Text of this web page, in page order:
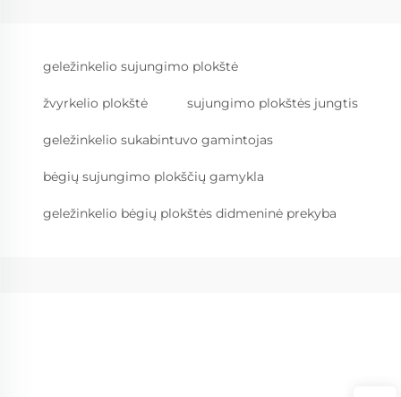
geležinkelio sujungimo plokštė
žvyrkelio plokštė sujungimo plokštės jungtis
geležinkelio sukabintuvo gamintojas
bėgių sujungimo plokščių gamykla
geležinkelio bėgių plokštės didmeninė prekyba